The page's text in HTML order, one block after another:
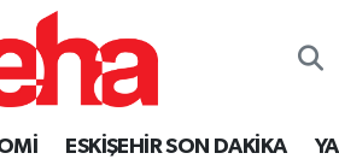
ESKİŞEHİR SON DAKİKA